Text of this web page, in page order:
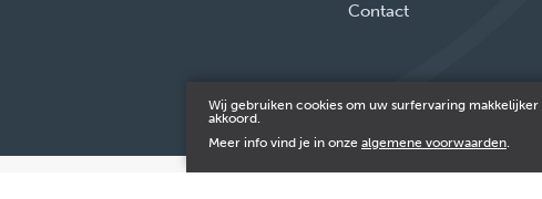
Contact
Wij gebruiken cookies om uw surfervaring
akkoord.
Meer info vind je in onze algemene voorwaarden.